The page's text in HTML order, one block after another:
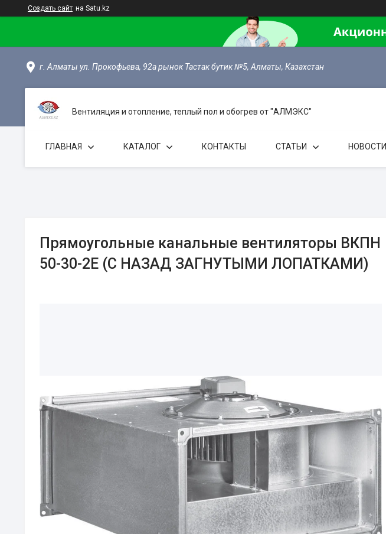
Создать сайт на Satu.kz
г. Алматы ул. Прокофьева, 92а рынок Тастак бутик №5, Алматы, Казахстан
Вентиляция и отопление, теплый пол и обогрев от "АЛМЭКС"
ГЛАВНАЯ КАТАЛОГ КОНТАКТЫ СТАТЬИ НОВОСТИ
Прямоугольные канальные вентиляторы ВКПН
50-30-2Е (С НАЗАД ЗАГНУТЫМИ ЛОПАТКАМИ)